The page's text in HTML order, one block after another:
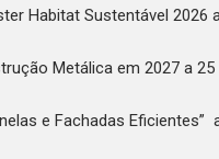
Habitat Sustentável 2026
Metálica em 2027 a 25
e Fachadas Eficientes”